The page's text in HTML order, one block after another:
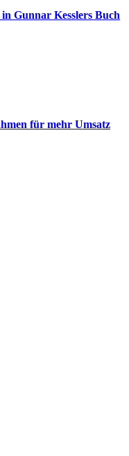
Gunnar Kesslers Buch
für mehr Umsatz